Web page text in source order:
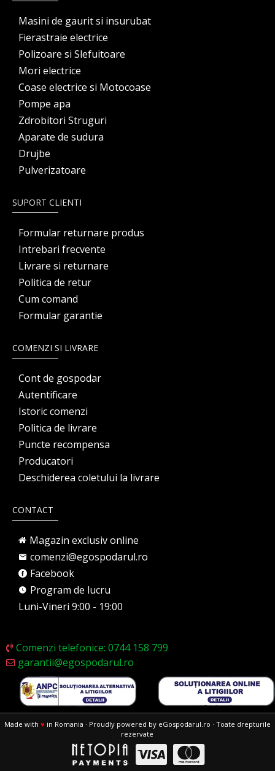
Masini de gaurit si insurubat
Fierastraie electrice
Polizoare si Slefuitoare
Mori electrice
Coase electrice si Motocoase
Pompe apa
Zdrobitori Struguri
Aparate de sudura
Drujbe
Pulverizatoare
SUPORT CLIENTI
Formular returnare produs
Intrebari frecvente
Livrare si returnare
Politica de retur
Cum comand
Formular garantie
COMENZI SI LIVRARE
Cont de gospodar
Autentificare
Istoric comenzi
Politica de livrare
Puncte recompensa
Producatori
Deschiderea coletului la livrare
CONTACT
Magazin exclusiv online
comenzi@egospodarul.ro
Facebook
Program de lucru
Luni-Vineri 9:00 - 19:00
Comenzi telefonice: 0744 158 799
garantii@egospodarul.ro
Made with ♥ in Romania · Proudly powered by eGospodarul.ro · Toate drepturile
rezervate